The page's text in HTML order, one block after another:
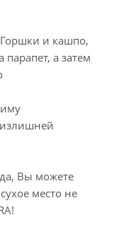
и кашпо,
парапет, а затем
Вы можете
место не